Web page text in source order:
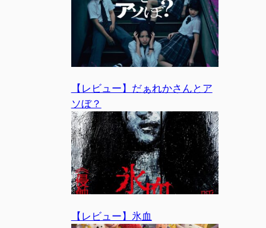
【レビュー】だぁれかさんとア
ソぼ？
【レビュー】氷血